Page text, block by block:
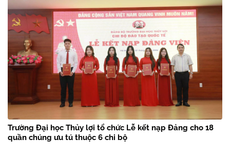
Trường Đại học Thủy lợi tổ chức Lễ kết nạp Đảng cho 18
quần chúng ưu tú thuộc 6 chi bộ